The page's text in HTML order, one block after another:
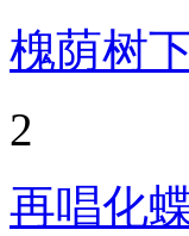
槐荫树
2
再唱化